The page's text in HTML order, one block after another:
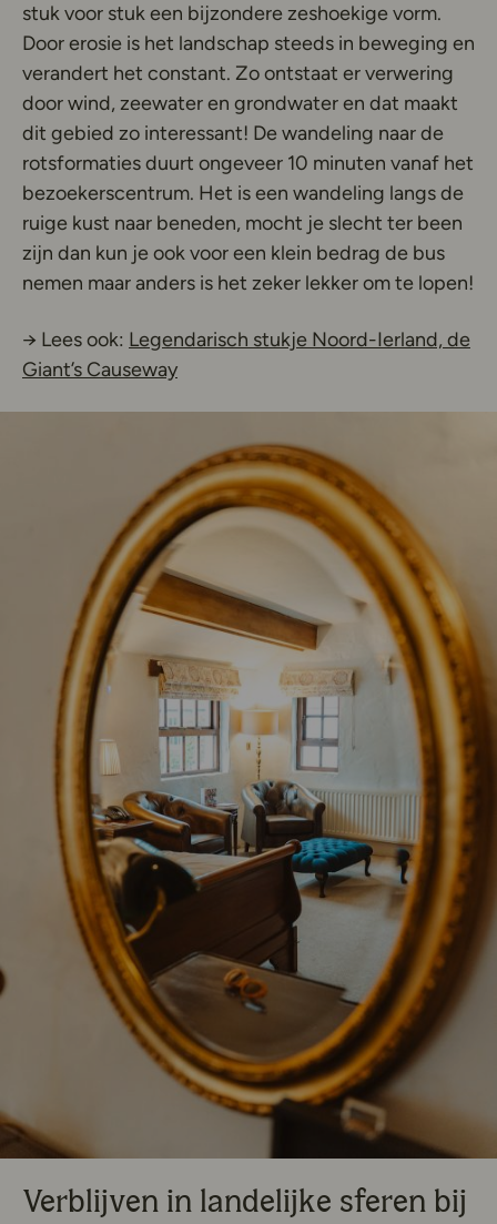
stuk voor stuk een bijzondere zeshoekige vorm.
Door erosie is het landschap steeds in beweging en
verandert het constant. Zo ontstaat er verwering
door wind, zeewater en grondwater en dat maakt
dit gebied zo interessant! De wandeling naar de
rotsformaties duurt ongeveer 10 minuten vanaf het
bezoekerscentrum. Het is een wandeling langs de
ruige kust naar beneden, mocht je slecht ter been
zijn dan kun je ook voor een klein bedrag de bus
nemen maar anders is het zeker lekker om te lopen!
→ Lees ook: Legendarisch stukje Noord-Ierland, de
Giant’s Causeway
Verblijven in landelijke sferen bij